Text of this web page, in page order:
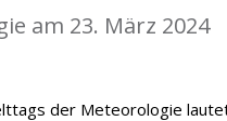
am 23. März 2024
der Meteorologie